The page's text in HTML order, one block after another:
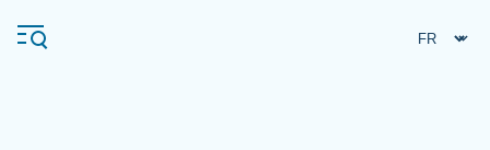
au
contenu